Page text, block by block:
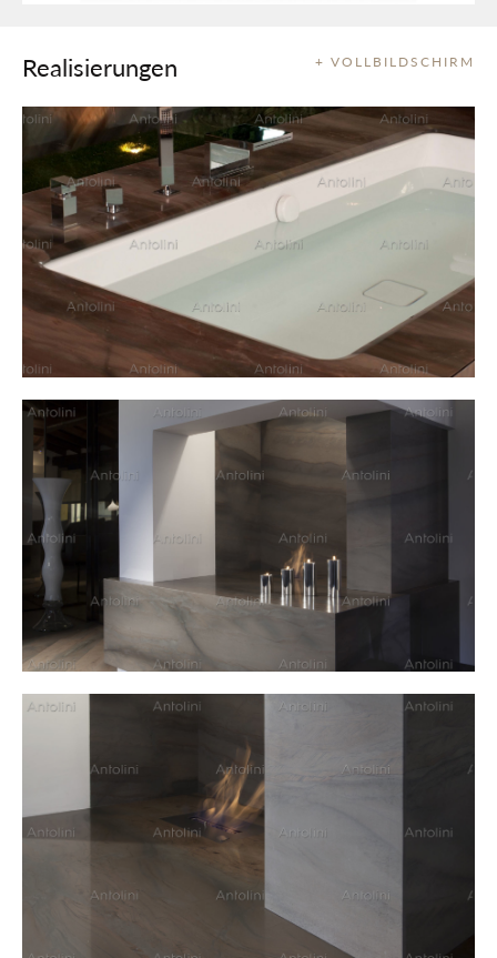
+ VOLLBILDSCHIRM
Realisierungen